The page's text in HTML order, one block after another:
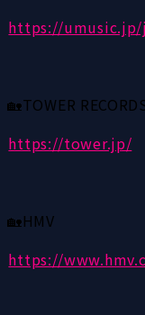
https://umusic.jp/
🏡TOWER
https://tower.jp/
🏡HMV
https://